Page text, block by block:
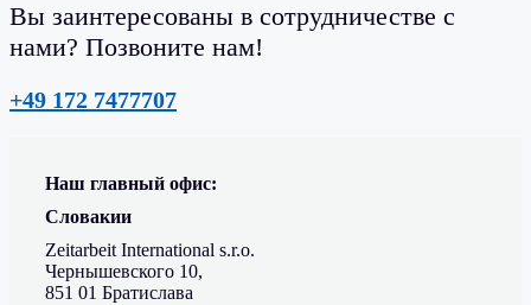
Вы заинтересованы в сотрудничестве с
нами? Позвоните нам!
+49 172 7477707
Наш главный офис:
Словакии
Zeitarbeit International s.r.o.
Чернышевского 10,
851 01 Братислава